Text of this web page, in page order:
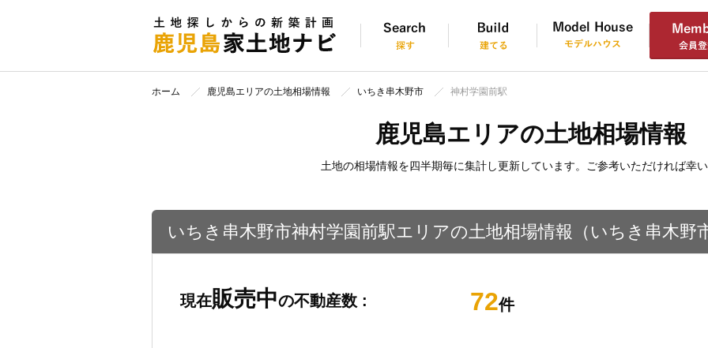
ホーム 鹿児島エリアの土地相場情報 いちき串木野市 神村学園前駅
鹿児島エリアの土地相場情報
土地の相場情報を四半期毎に集計し更新しています。ご参考いただければ幸
いちき串木野市神村学園前駅エリアの土地相場情報（いちき串木野
現在販売中の不動産数 : 72件